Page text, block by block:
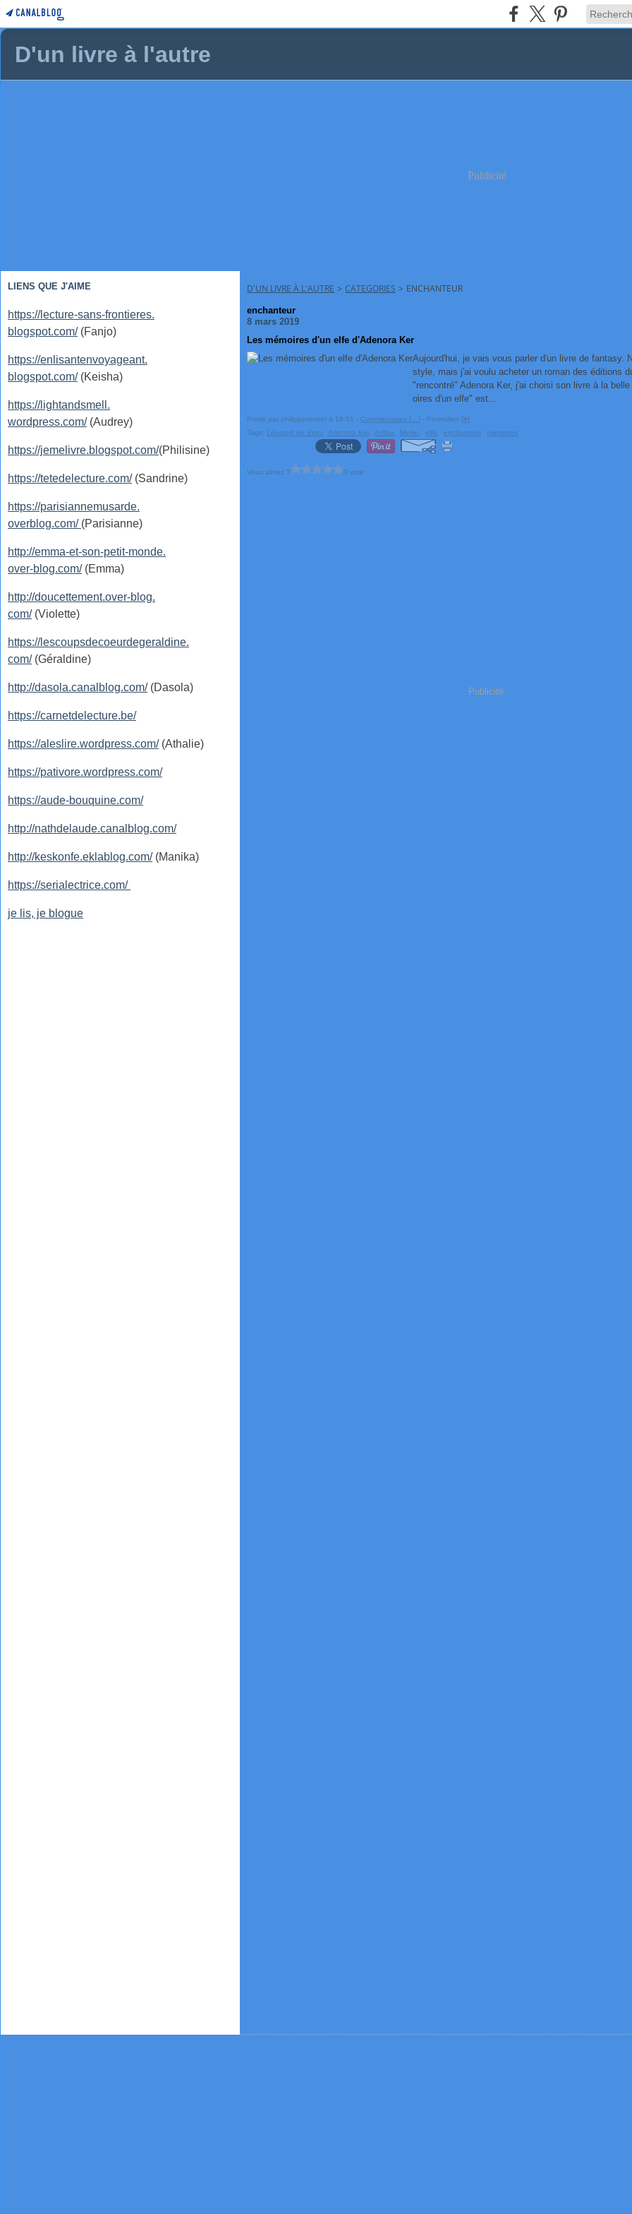
D'un livre à l'autre
Publicité
LIENS QUE J'AIME
https://lecture-sans-frontieres.
blogspot.com/(Fanjo)
https://enlisantenvoyageant.
blogspot.com/(Keisha)
https://lightandsmell.
wordpress.com/(Audrey)
https://jemelivre.blogspot.com/(Philisine)
https://tetedelecture.com/(Sandrine)
https://parisiannemusarde.
overblog.com/ (Parisianne)
http://emma-et-son-petit-monde.
over-blog.com/(Emma)
http://doucettement.over-blog.
com/(Violette)
https://lescoupsdecoeurdegeraldine.
com/(Géraldine)
http://dasola.canalblog.com/(Dasola)
https://carnetdelecture.be/
https://aleslire.wordpress.com/(Athalie)
https://pativore.wordpress.com/
https://aude-bouquine.com/
http://nathdelaude.canalblog.com/
http://keskonfe.eklablog.com/(Manika)
https://serialectrice.com/
je lis, je blogue
D'UN LIVRE À L'AUTRE > CATEGORIES > ENCHANTEUR
enchanteur
8 mars 2019
Les mémoires d'un elfe d'Adenora Ker
Aujourd'hui, je vais vous parler d'un livre de fantasy.
style, mais j'ai voulu acheter un roman des éditions
"rencontré" Adenora Ker, j'ai choisi son livre à la
oires d'un elfe" est...
Posté par philippedester à 19:51 - Commentaires [ …] - Permalien [#]
Tags: Léonard de Vinci Adenora Ker, Arthur, Merlin ,elfe ,enchanteur, mémoires
Vous aimez ? 0 vote
Publicité